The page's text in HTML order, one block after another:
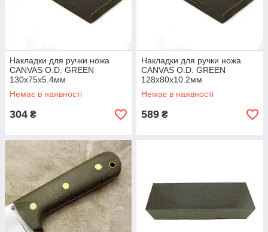
Накладки для ручки ножа
CANVAS O.D. GREEN
130х75х5.4мм
Немає в наявності
304 ₴
Накладки для ручки ножа
CANVAS O.D. GREEN
128х80х10.2мм
Немає в наявності
589 ₴